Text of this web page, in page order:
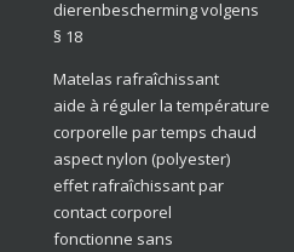
dierenbescherming volgens
§ 18
Matelas rafraîchissant
aide à réguler la température
corporelle par temps chaud
aspect nylon (polyester)
effet rafraîchissant par
contact corporel
fonctionne sans